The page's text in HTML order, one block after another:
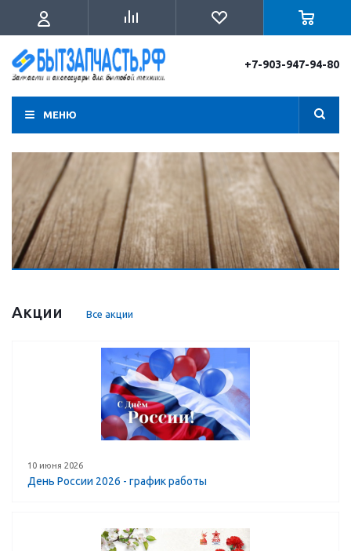
+7-903-947-94-80
МЕНЮ
Акции Все акции
10 июня 2026
День России 2026 - график работы